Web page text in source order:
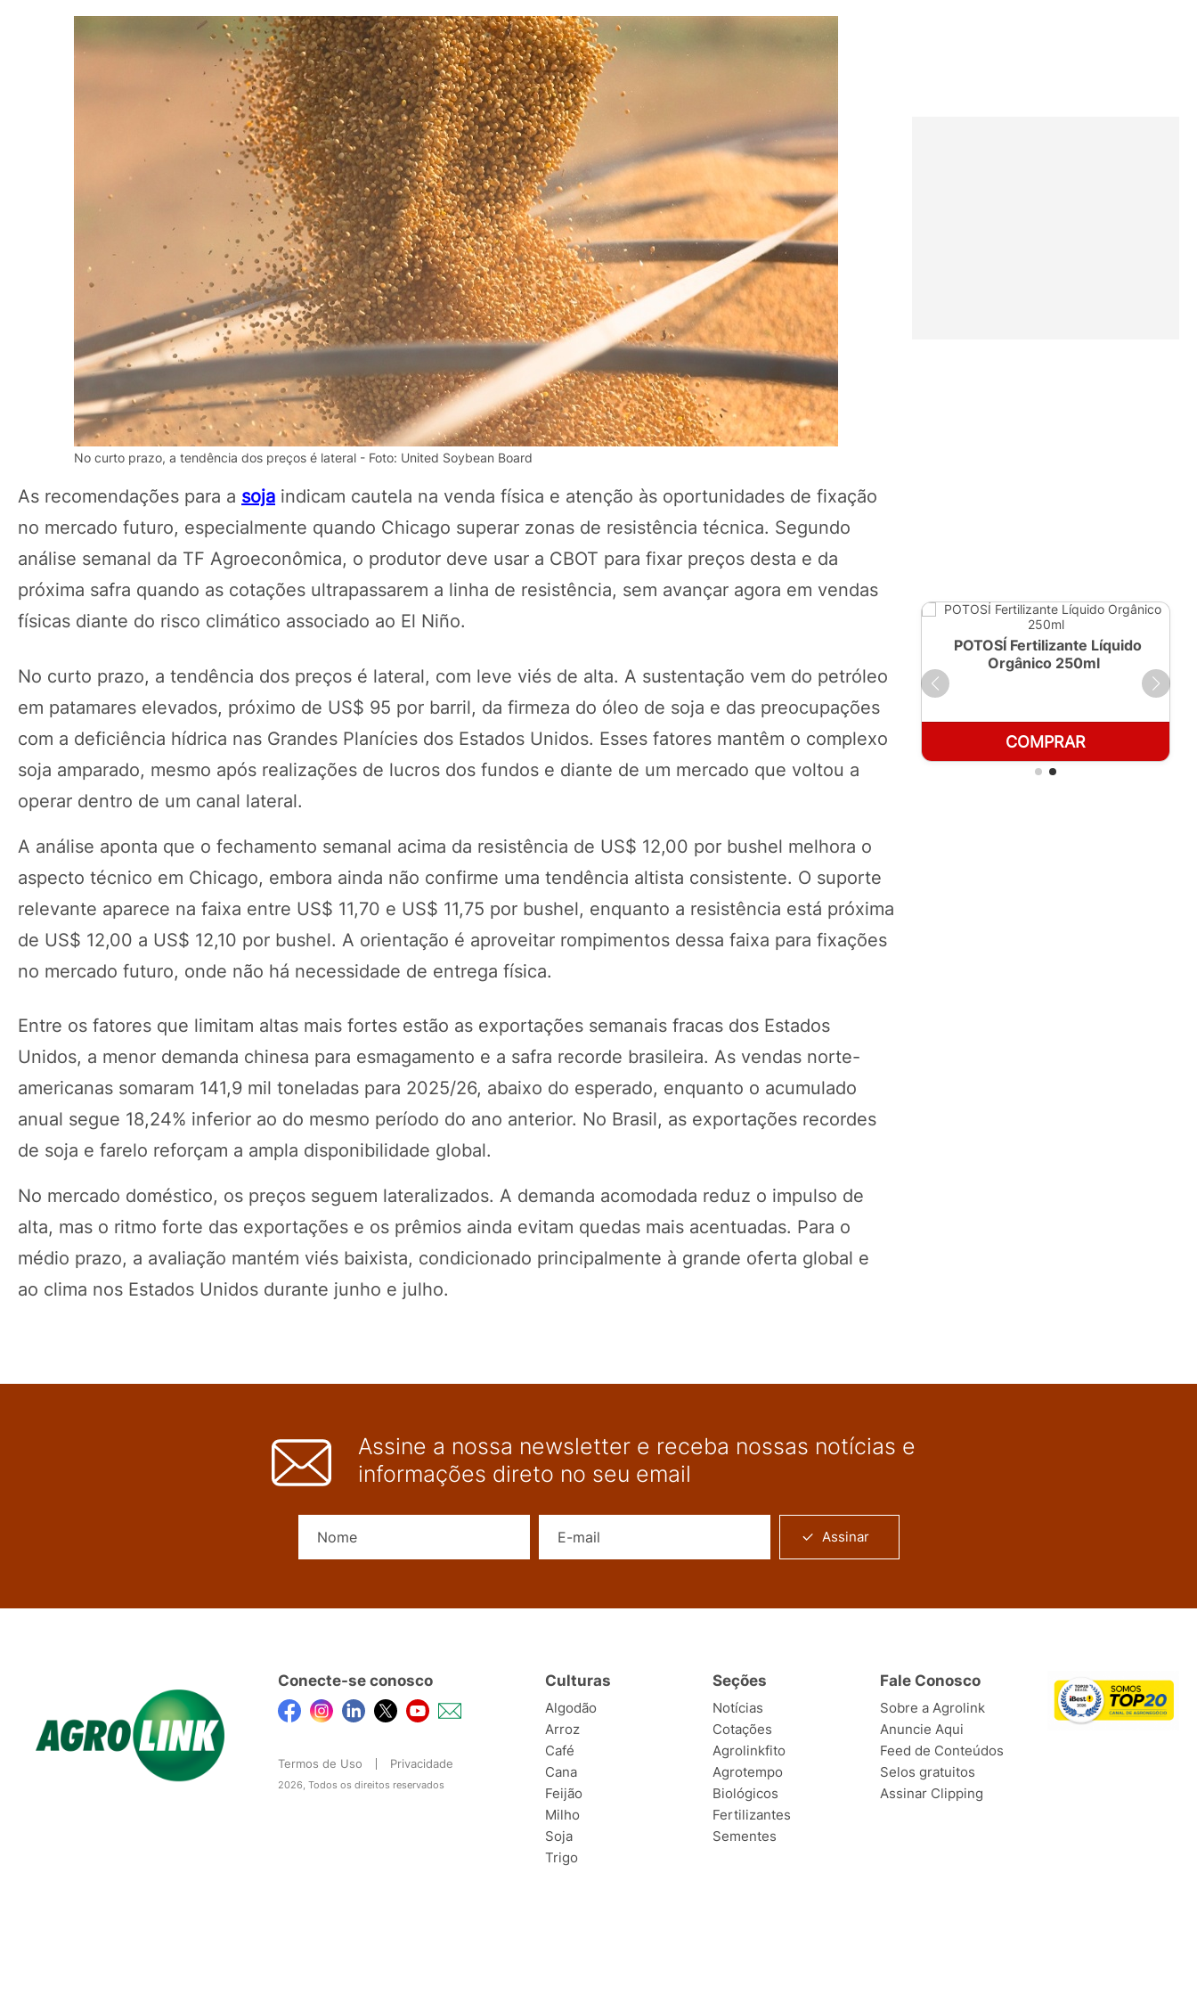
No curto prazo, a tendência dos preços é lateral - Foto: United Soybean Board
As recomendações para a soja indicam cautela na venda física e atenção às oportunidades de fixação
no mercado futuro, especialmente quando Chicago superar zonas de resistência técnica. Segundo
análise semanal da TF Agroeconômica, o produtor deve usar a CBOT para fixar preços desta e da
próxima safra quando as cotações ultrapassarem a linha de resistência, sem avançar agora em vendas
físicas diante do risco climático associado ao El Niño.
No curto prazo, a tendência dos preços é lateral, com leve viés de alta. A sustentação vem do petróleo
em patamares elevados, próximo de US$ 95 por barril, da firmeza do óleo de soja e das preocupações
com a deficiência hídrica nas Grandes Planícies dos Estados Unidos. Esses fatores mantêm o complexo
soja amparado, mesmo após realizações de lucros dos fundos e diante de um mercado que voltou a
operar dentro de um canal lateral.
A análise aponta que o fechamento semanal acima da resistência de US$ 12,00 por bushel melhora o
aspecto técnico em Chicago, embora ainda não confirme uma tendência altista consistente. O suporte
relevante aparece na faixa entre US$ 11,70 e US$ 11,75 por bushel, enquanto a resistência está próxima
de US$ 12,00 a US$ 12,10 por bushel. A orientação é aproveitar rompimentos dessa faixa para fixações
no mercado futuro, onde não há necessidade de entrega física.
Entre os fatores que limitam altas mais fortes estão as exportações semanais fracas dos Estados
Unidos, a menor demanda chinesa para esmagamento e a safra recorde brasileira. As vendas norte-
americanas somaram 141,9 mil toneladas para 2025/26, abaixo do esperado, enquanto o acumulado
anual segue 18,24% inferior ao do mesmo período do ano anterior. No Brasil, as exportações recordes
de soja e farelo reforçam a ampla disponibilidade global.
No mercado doméstico, os preços seguem lateralizados. A demanda acomodada reduz o impulso de
alta, mas o ritmo forte das exportações e os prêmios ainda evitam quedas mais acentuadas. Para o
médio prazo, a avaliação mantém viés baixista, condicionado principalmente à grande oferta global e
ao clima nos Estados Unidos durante junho e julho.
COMPRAR
POTOSÍ Fertilizante Líquido
Orgânico 250ml
COMPRAR
Assine a nossa newsletter e receba nossas notícias e
informações direto no seu email
Assinar
Conecte-se conosco
Termos de Uso Privacidade
2026, Todos os direitos reservados
Culturas
Algodão
Arroz
Café
Cana
Feijão
Milho
Soja
Trigo
Seções
Notícias
Cotações
Agrolinkfito
Agrotempo
Biológicos
Fertilizantes
Sementes
Fale Conosco
Sobre a Agrolink
Anuncie Aqui
Feed de Conteúdos
Selos gratuitos
Assinar Clipping